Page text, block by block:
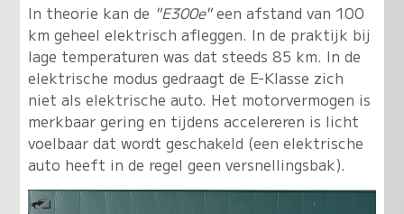
In theorie kan de "E300e"een afstand van 100
km geheel elektrisch afleggen. In de praktijk bij
lage temperaturen was dat steeds 85 km. In de
elektrische modus gedraagt de E-Klasse zich
niet als elektrische auto. Het motorvermogen is
merkbaar gering en tijdens accelereren is licht
voelbaar dat wordt geschakeld (een elektrische
auto heeft in de regel geen versnellingsbak).